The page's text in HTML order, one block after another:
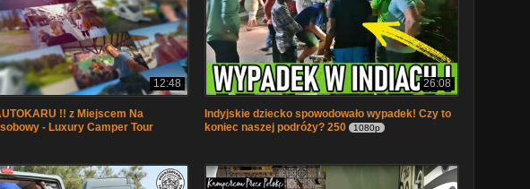
12:48
!! z Miejscem Na
- Luxury Camper Tour
26:08
Indyjskie dziecko spowodowało wypadek! Czy to
koniec naszej podróży? 250
1080p